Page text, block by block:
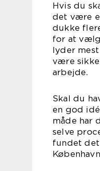
Hvis du
det være
dukke
for at
lyder
være
Skal du
en god
måde har
selve
fundet